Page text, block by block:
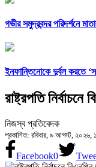
গভীর সমুদ্রবন্দর পরিদর্শনে
ইনফান্তিনোকে দুর্বল করতে
রাষ্ট্রপতি
নিজস্ব প্রতিবেদক
প্রকাশিত: রবিবার, ৯ আগস্ট,
Facebook0